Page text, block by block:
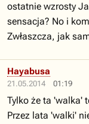
ostatnie wzrosty
sensacja? No i
Zwłaszcza, jak
21.05.2014 01:19
Hayabusa
Tylko że ta 'walka'
Przez lata 'walki'